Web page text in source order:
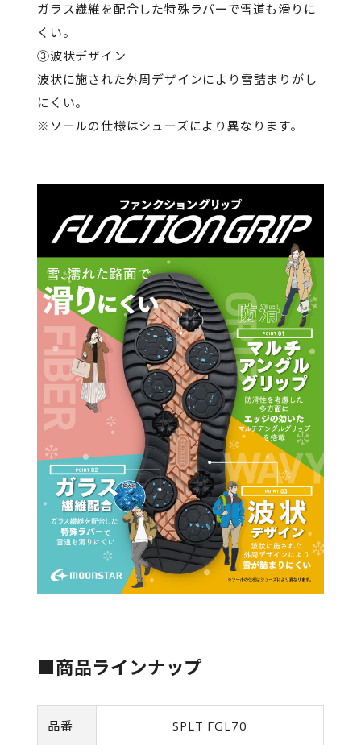
ガラス繊維を配合した特殊ラバーで雪道も滑りに
くい。
➂波状デザイン
波状に施された外周デザインにより雪詰まりがし
にくい。
※ソールの仕様はシューズにより異なります。
■商品ラインナップ
品番 SPLT FGL70